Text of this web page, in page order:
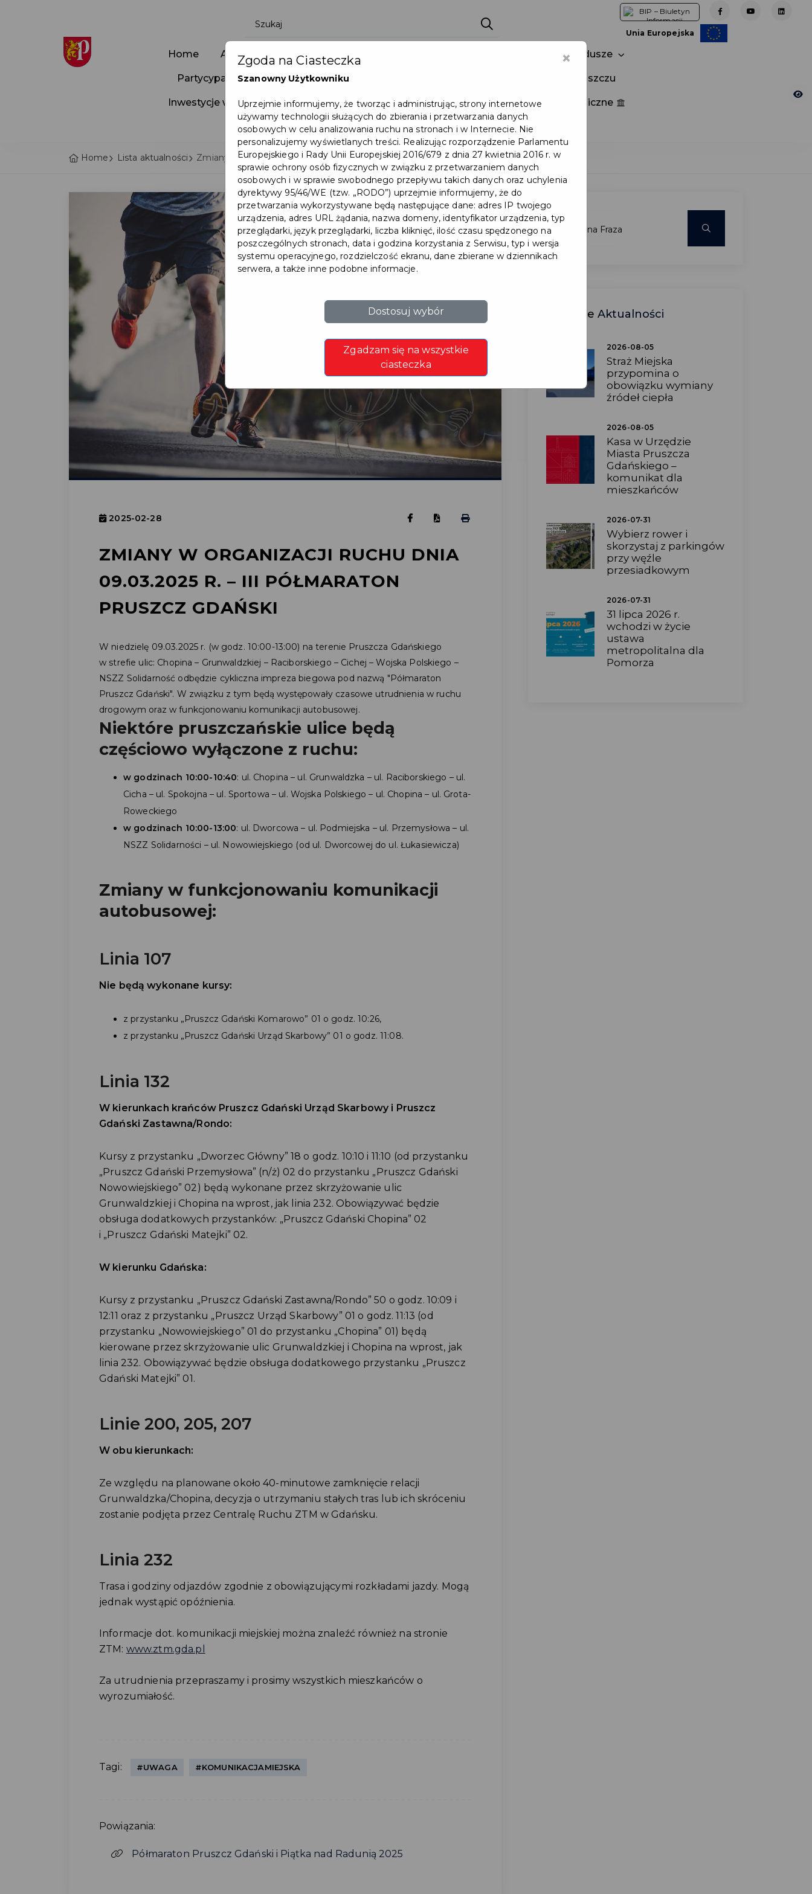
Unia Europejska
Home Aktualności Wydarzenia Fundusze
Partycypacja Społeczna Programy Zainwestuj w Pruszczu
Inwestycje w Pruszczu Mapa Miasta Załatw sprawę Zamówienia publiczne
Ochrona ludności
Home Lista aktualności Zmiany w organizacji ruchu dnia 09.03.2025 r. – III Półmaraton Pruszcz Gdański
2025-02-28
ZMIANY W ORGANIZACJI RUCHU DNIA
09.03.2025 R. – III PÓŁMARATON
PRUSZCZ GDAŃSKI
W niedzielę 09.03.2025 r. (w godz. 10:00-13:00) na terenie Pruszcza Gdańskiego
w strefie ulic: Chopina – Grunwaldzkiej – Raciborskiego – Cichej – Wojska Polskiego –
NSZZ Solidarność odbędzie cykliczna impreza biegowa pod nazwą "Półmaraton
Pruszcz Gdański". W związku z tym będą występowały czasowe utrudnienia w ruchu
drogowym oraz w funkcjonowaniu komunikacji autobusowej.
Niektóre pruszczańskie ulice będą
częściowo wyłączone z ruchu:
w godzinach 10:00-10:40: ul. Chopina – ul. Grunwaldzka – ul. Raciborskiego – ul.
Cicha – ul. Spokojna – ul. Sportowa – ul. Wojska Polskiego – ul. Chopina – ul. Grota-
Roweckiego
w godzinach 10:00-13:00: ul. Dworcowa – ul. Podmiejska – ul. Przemysłowa – ul.
NSZZ Solidarności – ul. Nowowiejskiego (od ul. Dworcowej do ul. Łukasiewicza)
Zmiany w funkcjonowaniu komunikacji
autobusowej:
Linia 107
Nie będą wykonane kursy:
z przystanku „Pruszcz Gdański Komarowo” 01 o godz. 10:26,
z przystanku „Pruszcz Gdański Urząd Skarbowy” 01 o godz. 11:08.
Linia 132
W kierunkach krańców Pruszcz Gdański Urząd Skarbowy i Pruszcz
Gdański Zastawna/Rondo:
Kursy z przystanku „Dworzec Główny” 18 o godz. 10:10 i 11:10 (od przystanku
„Pruszcz Gdański Przemysłowa” (n/ż) 02 do przystanku „Pruszcz Gdański
Nowowiejskiego” 02) będą wykonane przez skrzyżowanie ulic
Grunwaldzkiej i Chopina na wprost, jak linia 232. Obowiązywać będzie
obsługa dodatkowych przystanków: „Pruszcz Gdański Chopina” 02
i „Pruszcz Gdański Matejki” 02.
W kierunku Gdańska:
Kursy z przystanku „Pruszcz Gdański Zastawna/Rondo” 50 o godz. 10:09 i
12:11 oraz z przystanku „Pruszcz Urząd Skarbowy” 01 o godz. 11:13 (od
przystanku „Nowowiejskiego” 01 do przystanku „Chopina” 01) będą
kierowane przez skrzyżowanie ulic Grunwaldzkiej i Chopina na wprost, jak
linia 232. Obowiązywać będzie obsługa dodatkowego przystanku „Pruszcz
Gdański Matejki” 01.
Linie 200, 205, 207
W obu kierunkach:
Ze względu na planowane około 40-minutowe zamknięcie relacji
Grunwaldzka/Chopina, decyzja o utrzymaniu stałych tras lub ich skróceniu
zostanie podjęta przez Centralę Ruchu ZTM w Gdańsku.
Linia 232
Trasa i godziny odjazdów zgodnie z obowiązującymi rozkładami jazdy. Mogą
jednak wystąpić opóźnienia.
Informacje dot. komunikacji miejskiej można znaleźć również na stronie
ZTM: www.ztm.gda.pl
Za utrudnienia przepraszamy i prosimy wszystkich mieszkańców o
wyrozumiałość.
Tagi: #UWAGA #KOMUNIKACJAMIEJSKA
Powiązania:
Półmaraton Pruszcz Gdański i Piątka nad Radunią 2025
Ostatnie Aktualności
2026-08-05
Straż Miejska
przypomina o
obowiązku wymiany
źródeł ciepła
2026-08-05
Kasa w Urzędzie
Miasta Pruszcza
Gdańskiego –
komunikat dla
mieszkańców
2026-07-31
Wybierz rower i
skorzystaj z parkingów
przy węźle
przesiadkowym
2026-07-31
31 lipca 2026 r.
wchodzi w życie
ustawa
metropolitalna dla
Pomorza
×
Zgoda na Ciasteczka
Szanowny Użytkowniku
Uprzejmie informujemy, że tworząc i administrując, strony internetowe
używamy technologii służących do zbierania i przetwarzania danych
osobowych w celu analizowania ruchu na stronach i w Internecie. Nie
personalizujemy wyświetlanych treści. Realizując rozporządzenie Parlamentu
Europejskiego i Rady Unii Europejskiej 2016/679 z dnia 27 kwietnia 2016 r. w
sprawie ochrony osób fizycznych w związku z przetwarzaniem danych
osobowych i w sprawie swobodnego przepływu takich danych oraz uchylenia
dyrektywy 95/46/WE (tzw. „RODO”) uprzejmie informujemy, że do
przetwarzania wykorzystywane będą następujące dane: adres IP twojego
urządzenia, adres URL żądania, nazwa domeny, identyfikator urządzenia, typ
przeglądarki, język przeglądarki, liczba kliknięć, ilość czasu spędzonego na
poszczególnych stronach, data i godzina korzystania z Serwisu, typ i wersja
systemu operacyjnego, rozdzielczość ekranu, dane zbierane w dziennikach
serwera, a także inne podobne informacje.
Dostosuj wybór
Zgadzam się na wszystkie
ciasteczka